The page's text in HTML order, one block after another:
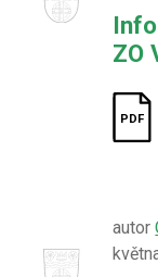
ZO
autor